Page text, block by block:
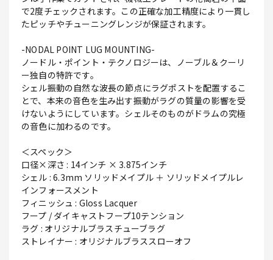
で2度チェックされます。この正確な加工精度により一貫し
たピッチやチューニングレンジが保証されます。
-NODAL POINT LUG MOUNTING-
ノードル・ポイント・テクノロジーは、ノーブル＆クーリ
ー独自の特許です。
シェル振動の自然な波長の節点にラグポストを配置するこ
とで、本来の音色を生み出す振動がラグの質量の影響を受
けないようにしています。シェルそのものがドラムの究極
の音色に加わるのです。
＜スペック＞
口径×深さ : 14インチ × 3.875インチ
シェル : 6.3mm ソリッドメイプル ＋ ソリッドメイプルレ
インフォースメント
フィニッシュ : Gloss Lacquer
フープ / ダイキャストフープ10テンション
ラグ : オリジナルブラスチューブラグ
ストレイナー : オリジナルブラススローオフ